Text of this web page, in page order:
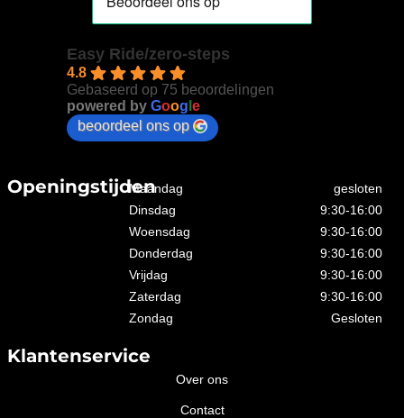
Easy Ride/zero-steps
4.8
Gebaseerd op 75 beoordelingen
powered by Goog e
beoordeel ons op
OpeningstijdenMaandag
gesloten
Dinsdag
9:30-16:00
Woensdag
9:30-16:00
Donderdag
9:30-16:00
Vrijdag
9:30-16:00
Zaterdag
9:30-16:00
Zondag
Gesloten
Klantenservice
Over ons
Contact